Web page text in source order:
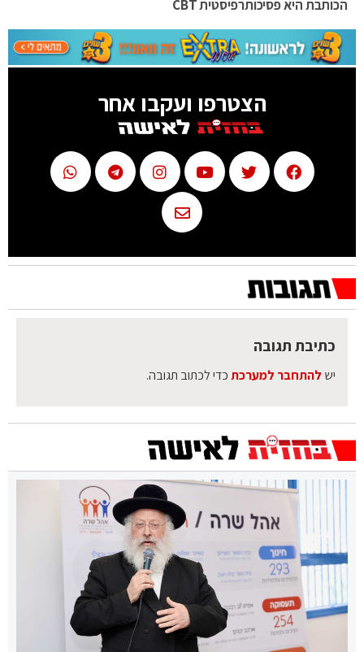
הכותבת היא פסיכותרפיסטית CBT
הצטרפו ועקבו אחר
כתיבת תגובה
יש להתחבר למערכתכדי לכתוב תגובה.